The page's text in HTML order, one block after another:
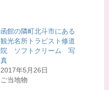
函館の隣町北斗市にある
観光名所トラピスト修道
院 ソフトクリーム 写
真
2017年5月26日
ご当地物